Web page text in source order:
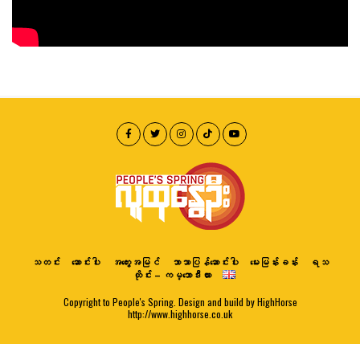
သတင်း ဆောင်းပါး အတွေးအမြင် ဘာသာပြန်ဆောင်းပါး မေးမြန်းခန်း
ရသ
ထိုင်း – ကမ္ဘောဒီးယား
Copyright to People's Spring. Design and build by HighHorse
http://www.highhorse.co.uk